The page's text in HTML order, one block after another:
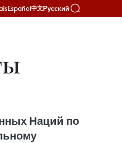
Español中文Русский
Наций по